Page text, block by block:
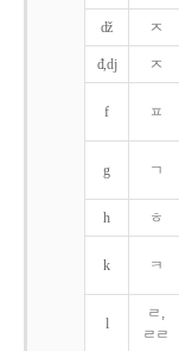
dž ㅈ
đ,dj ㅈ
f ㅍ
g ㄱ
h ㅎ
k ㅋ
l
ㄹ,
ㄹㄹ